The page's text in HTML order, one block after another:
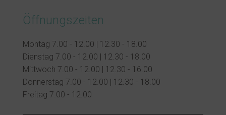
Öffnungszeiten
Montag 7.00 - 12.00 | 12.30 - 18.00
Dienstag 7.00 - 12.00 | 12.30 - 18.00
Mittwoch 7.00 - 12.00 | 12.30 - 16.00
Donnerstag 7.00 - 12.00 | 12.30 - 18.00
Freitag 7.00 - 12.00